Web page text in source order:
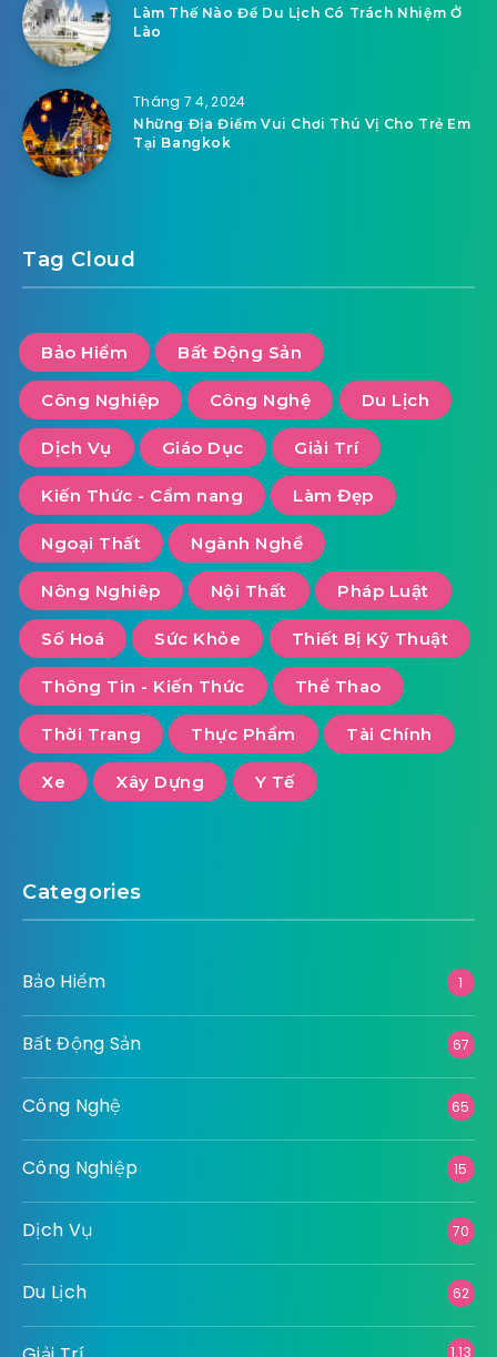
Làm Thế Nào Để Du Lịch Có Trách Nhiệm Ở
Lào
Tháng 7 4, 2024
Những Địa Điểm Vui Chơi Thú Vị Cho Trẻ Em
Tại Bangkok
Tag Cloud
Bảo Hiểm Bất Động Sản
Công Nghiệp Công Nghệ Du Lịch
Dịch Vụ Giáo Dục Giải Trí
Kiến Thức - Cẩm nang Làm Đẹp
Ngoại Thất Ngành Nghề
Nông Nghiêp Nội Thất Pháp Luật
Số Hoá Sức Khỏe Thiết Bị Kỹ Thuật
Thông Tin - Kiến Thức Thể Thao
Thời Trang Thực Phẩm Tài Chính
Xe Xây Dựng Y Tế
Categories
Bảo Hiểm 1
Bất Động Sản 67
Công Nghệ 65
Công Nghiệp 15
Dịch Vụ 70
Du Lịch 62
1.13